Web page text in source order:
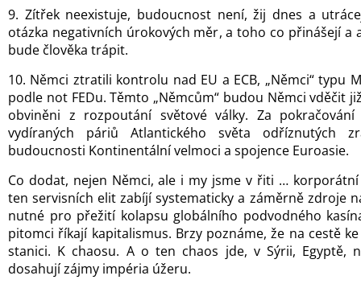
9. Zítřek neexistuje, budoucnost není, žij dnes a
otázka negativních úrokových měr, a toho co přinášejí a
bude člověka trápit.
10. Němci ztratili kontrolu nad EU a ECB, „Němci“ typu
podle not FEDu. Těmto „Němcům“ budou Němci vděčit
obviněni z rozpoutání světové války. Za
vydíraných páriů Atlantického světa odříznutých
budoucnosti Kontinentální velmoci a spojence Euroasie.
Co dodat, nejen Němci, ale i my jsme v řiti …
ten servisních elit zabíjí systematicky a záměrně zdroje
nutné pro přežití kolapsu globálního podvodného
pitomci říkají kapitalismus. Brzy poznáme, že na cestě
stanici. K chaosu. A o ten chaos jde, v Sýrii, Egyptě,
dosahují zájmy impéria úžeru.